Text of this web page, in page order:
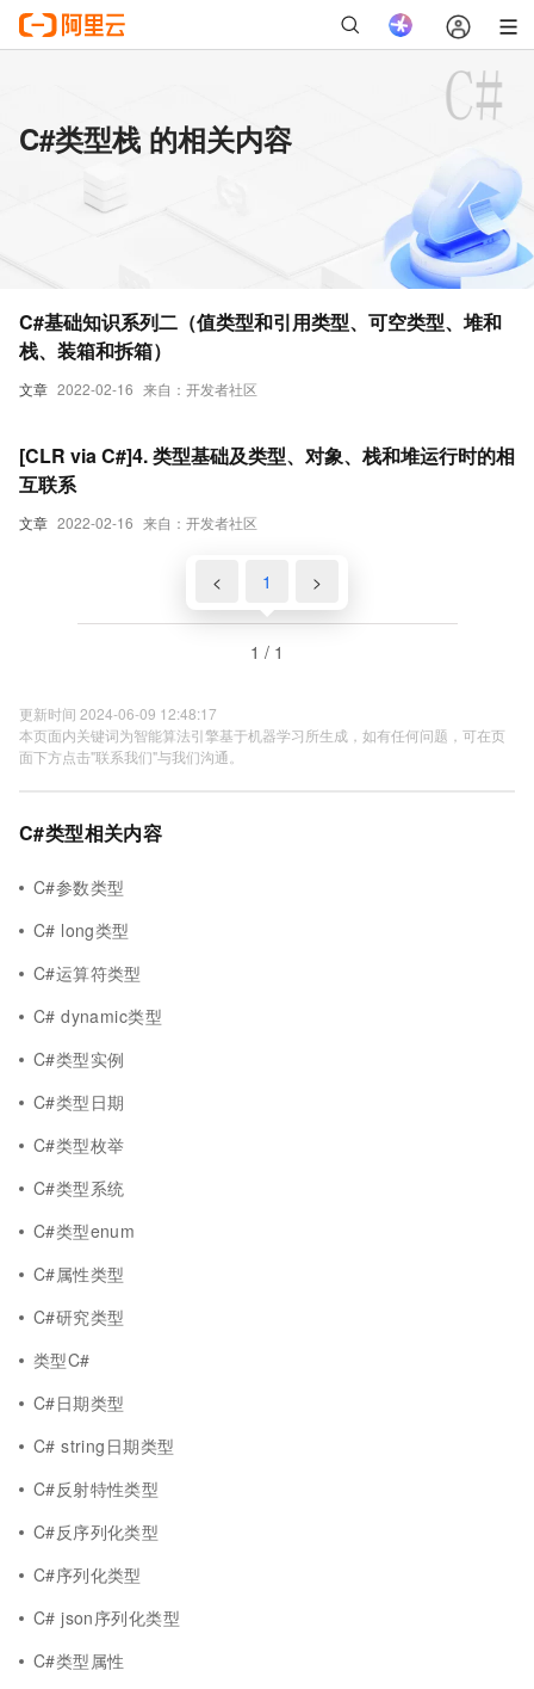
C#类型栈 的相关内容
文章 2022-02-16 来自：开发者社区
C#基础知识系列二（值类型和引用类型、可空类型、堆和
栈、装箱和拆箱）
文章 2022-02-16 来自：开发者社区
[CLR via C#]4. 类型基础及类型、对象、栈和堆运行时的相
互联系
< 1 >
1 / 1
更新时间 2024-06-09 12:48:17
本页面内关键词为智能算法引擎基于机器学习所生成，如有任何问题，可在页
面下方点击"联系我们"与我们沟通。
C#类型相关内容
C#参数类型
C# long类型
C#运算符类型
C# dynamic类型
C#类型实例
C#类型日期
C#类型枚举
C#类型系统
C#类型enum
C#属性类型
C#研究类型
类型C#
C#日期类型
C# string日期类型
C#反射特性类型
C#反序列化类型
C#序列化类型
C# json序列化类型
C#类型属性